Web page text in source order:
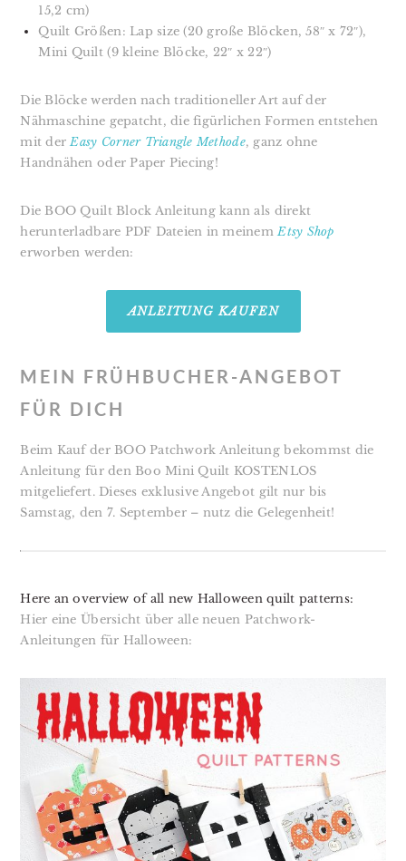
15,2 cm)
Quilt Größen: Lap size (20 große Blöcken, 58″ x 72″),
Mini Quilt (9 kleine Blöcke, 22″ x 22″)
Die Blöcke werden nach traditioneller Art auf der
Nähmaschine gepatcht, die figürlichen Formen entstehen
mit der Easy Corner Triangle Methode, ganz ohne
Handnähen oder Paper Piecing!
Die BOO Quilt Block Anleitung kann als direkt
herunterladbare PDF Dateien in meinem Etsy Shop
erworben werden:
ANLEITUNG KAUFEN
MEIN FRÜHBUCHER-ANGEBOT
FÜR DICH
Beim Kauf der BOO Patchwork Anleitung bekommst die
Anleitung für den Boo Mini Quilt KOSTENLOS
mitgeliefert. Dieses exklusive Angebot gilt nur bis
Samstag, den 7. September – nutz die Gelegenheit!
Here an overview of all new Halloween quilt patterns:
Hier eine Übersicht über alle neuen Patchwork-
Anleitungen für Halloween: